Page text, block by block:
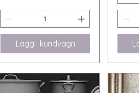
Lägg i kundvagn